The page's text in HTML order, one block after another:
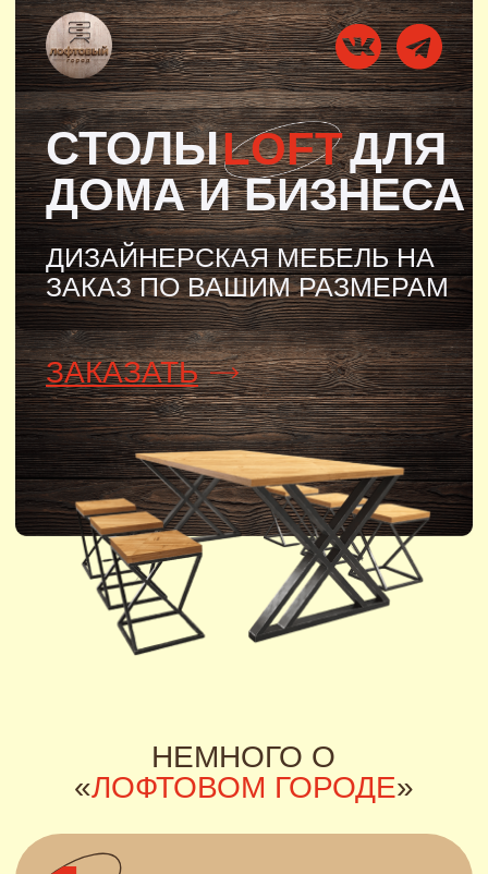
ГЛАВНАЯ О НАС КАК ЗАКАЗАТЬ
ПРИМЕРЫ СТОЛОВ
ЗАКАЗАТЬ
СТОЛЫ ЛОФТ ДЛЯ ДОМА И
БИЗНЕСА
СТОЛЫLOFTДЛЯ
ДОМА И БИЗНЕСА
ДИЗАЙНЕРСКАЯ МЕБЕЛЬ НА
ЗАКАЗ ПО ВАШИМ РАЗМЕРАМ
НЕМНОГО О
ЛОФТОВОМ ГОРОДЕ »
«Лофтовый город» — это